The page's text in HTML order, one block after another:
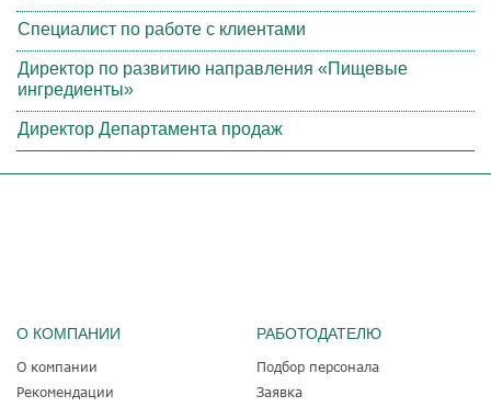
Специалист по работе с клиентами
Директор по развитию направления «Пищевые
ингредиенты»
Директор Департамента продаж
О КОМПАНИИ
О компании
Рекомендации
РАБОТОДАТЕЛЮ
Подбор персонала
Заявка